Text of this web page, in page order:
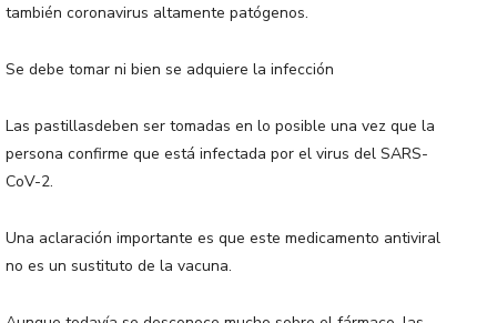
también coronavirus altamente patógenos.
Se debe tomar ni bien se adquiere la infección
Las pastillasdeben ser tomadas en lo posible una vez que la
persona confirme que está infectada por el virus del SARS-
CoV-2.
Una aclaración importante es que este medicamento antiviral
no es un sustituto de la vacuna.